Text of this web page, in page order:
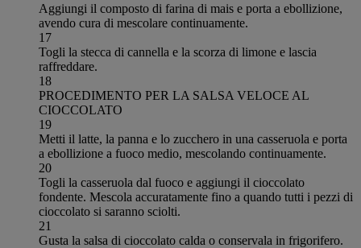
Aggiungi il composto di farina di mais e porta a ebollizione,
avendo cura di mescolare continuamente.
17
Togli la stecca di cannella e la scorza di limone e lascia
raffreddare.
18
PROCEDIMENTO PER LA SALSA VELOCE AL
CIOCCOLATO
19
Metti il latte, la panna e lo zucchero in una casseruola e porta
a ebollizione a fuoco medio, mescolando continuamente.
20
Togli la casseruola dal fuoco e aggiungi il cioccolato
fondente. Mescola accuratamente fino a quando tutti i pezzi di
cioccolato si saranno sciolti.
21
Gusta la salsa di cioccolato calda o conservala in frigorifero.